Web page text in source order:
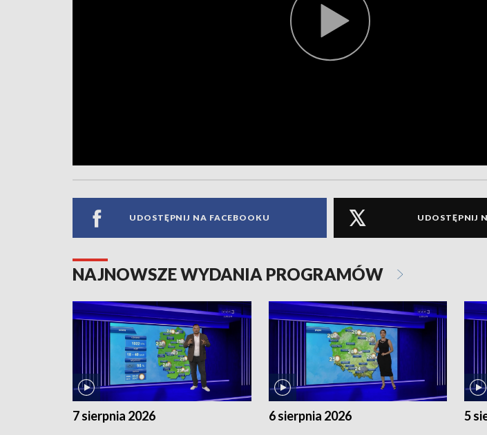
UDOSTĘPNIJ NA FACEBOOKU UDOSTĘPNIJ
NAJNOWSZE WYDANIA PROGRAMÓW
7 sierpnia 2026 6 sierpnia 2026 5